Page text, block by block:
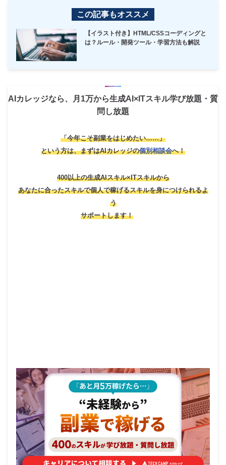
この記事もオススメ
【イラスト付き】HTML/CSSコーディングと
は？ルール・開発ツール・学習方法も解説
AIカレッジなら、月1万から生成AI×ITスキル学び放題・質
問し放題
「今年こそ副業をはじめたい……」
という方は、まずはAIカレッジの個別相談会へ！
400以上の生成AIスキル×ITスキルから
あなたに合ったスキルで個人で稼げるスキルを身につけられるよ
う
サポートします！